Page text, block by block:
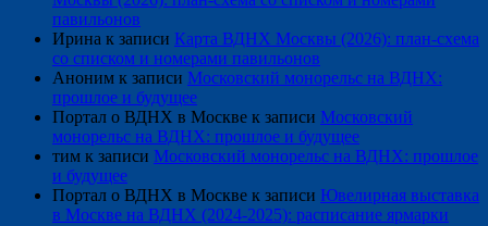
павильонов
Ирина к записи Карта ВДНХ Москвы (2026): план-схема
со списком и номерами павильонов
Аноним к записи Московский монорельс на ВДНХ:
прошлое и будущее
Портал о ВДНХ в Москве к записи Московский
монорельс на ВДНХ: прошлое и будущее
тим к записи Московский монорельс на ВДНХ: прошлое
и будущее
Портал о ВДНХ в Москве к записи Ювелирная выставка
в Москве на ВДНХ (2024-2025): расписание ярмарки